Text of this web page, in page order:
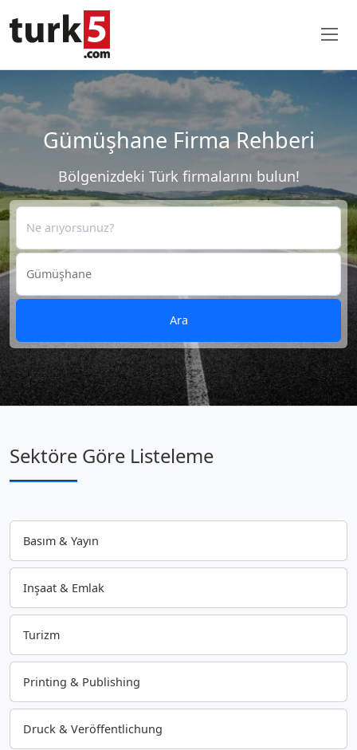
Gümüşhane Firma Rehberi
Bölgenizdeki Türk firmalarını bulun!
Ara
Sektöre Göre Listeleme
Basım & Yayın
Inşaat & Emlak
Turizm
Printing & Publishing
Druck & Veröffentlichung